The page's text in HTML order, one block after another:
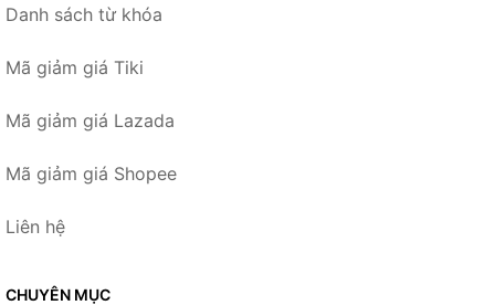
Danh sách từ khóa
Mã giảm giá Tiki
Mã giảm giá Lazada
Mã giảm giá Shopee
Liên hệ
CHUYÊN MỤC